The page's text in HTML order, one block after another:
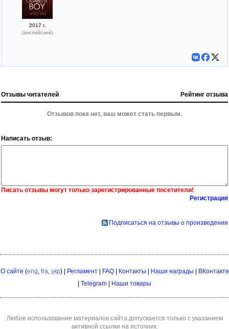
2017 г.
(английский)
Отзывы читателей Рейтинг отзыва
Отзывов пока нет, ваш может стать первым.
Написать отзыв:
Писать отзывы могут только зарегистрированные посетители!
Регистрация
Подписаться на отзывы о произведении
О сайте (eng fra укр) | Регламент| FAQ| Контакты | Наши награды | ВКонтакте
| Telegram | Наши товары
Любое использование материалов сайта допускается только с указанием
активной ссылки на источник.